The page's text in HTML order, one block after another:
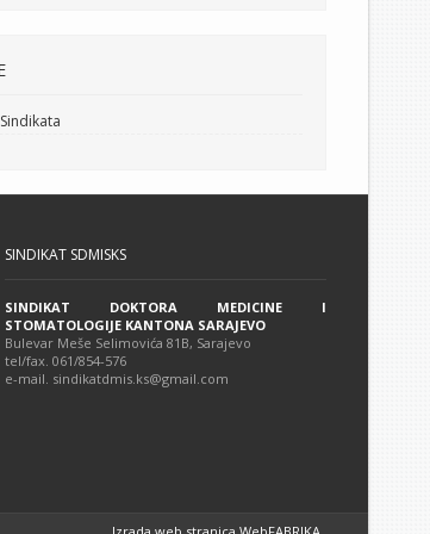
SINDIKAT SDMISKS
SINDIKAT DOKTORA MEDICINE I
STOMATOLOGIJE KANTONA SARAJEVO
Bulevar Meše Selimovića 81B, Sarajevo
tel/fax. 061/854-576
e-mail. sindikatdmis.ks@gmail.com